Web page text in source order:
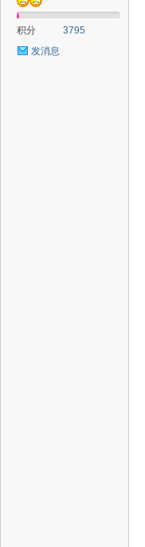
积分
3795
发消息